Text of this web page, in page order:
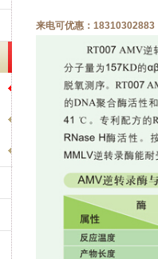
来电可优惠：